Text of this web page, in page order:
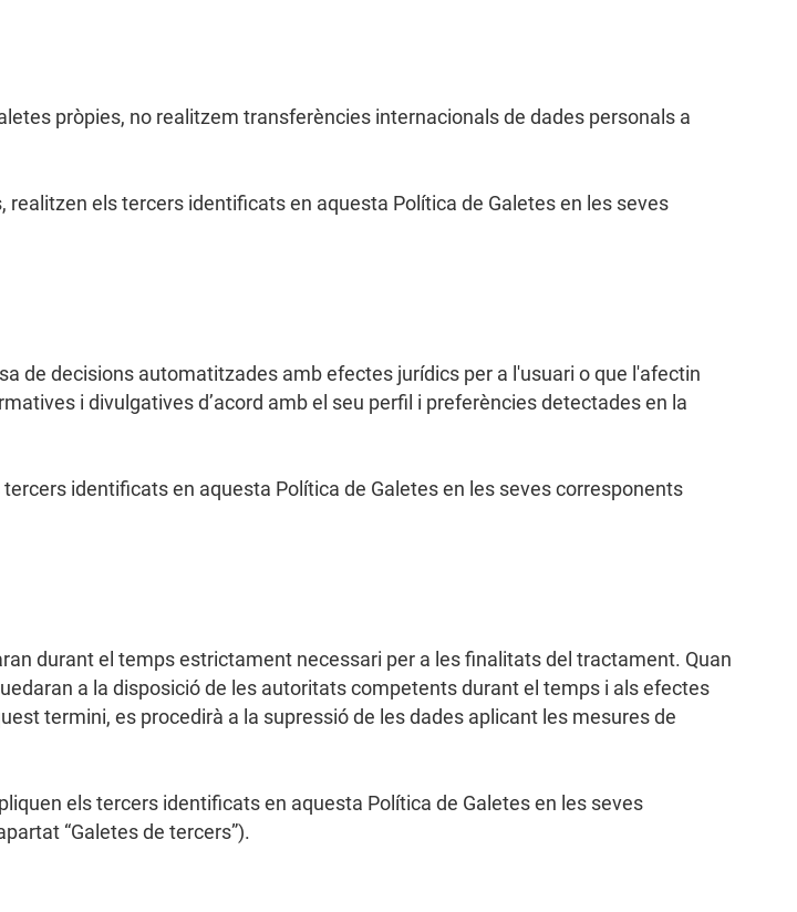
pròpies, no realitzem transferències internacionals de dades personals a
els tercers identificats en aquesta Política de Galetes en les seves
de decisions automatitzades amb efectes jurídics per a l'usuari o que l'afectin
i divulgatives d’acord amb el seu perfil i preferències detectades en la
identificats en aquesta Política de Galetes en les seves corresponents
durant el temps estrictament necessari per a les finalitats del tractament. Quan
a la disposició de les autoritats competents durant el temps i als efectes
termini, es procedirà a la supressió de les dades aplicant les mesures de
els tercers identificats en aquesta Política de Galetes en les seves
“Galetes de tercers”).